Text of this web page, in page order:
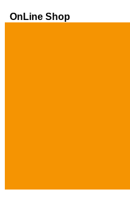
OnLine Shop